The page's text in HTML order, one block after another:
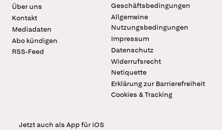
Über uns
Kontakt
Mediadaten
Abo kündigen
RSS-Feed
Geschäftsbedingungen
Allgemeine
Nutzungsbedingungen
Impressum
Datenschutz
Widerrufsrecht
Netiquette
Erklärung zur Barrierefreiheit
Cookies & Tracking
Jetzt auch als App für iOS